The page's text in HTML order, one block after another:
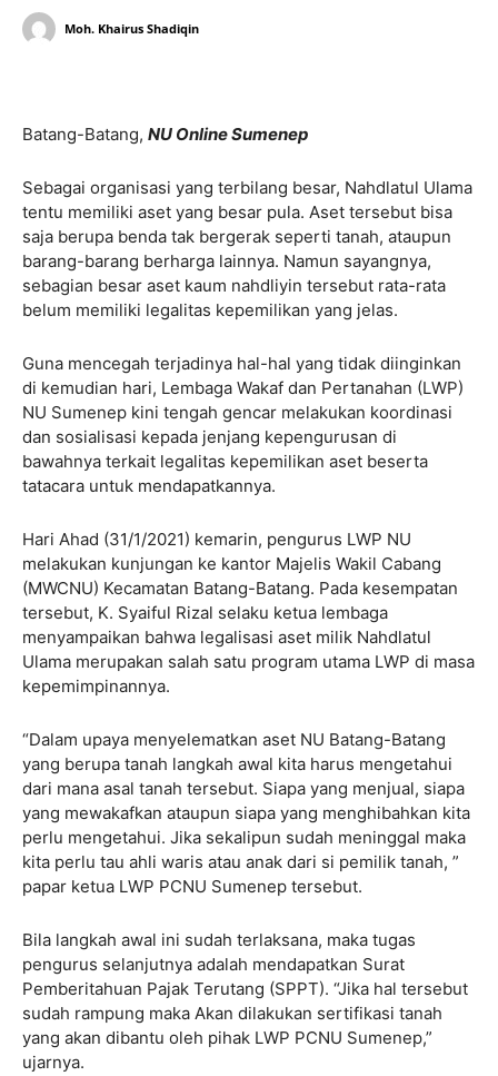
Moh. Khairus Shadiqin
Batang-Batang, NU Online Sumenep
Sebagai organisasi yang terbilang besar, Nahdlatul Ulama
tentu memiliki aset yang besar pula. Aset tersebut bisa
saja berupa benda tak bergerak seperti tanah, ataupun
barang-barang berharga lainnya. Namun sayangnya,
sebagian besar aset kaum nahdliyin tersebut rata-rata
belum memiliki legalitas kepemilikan yang jelas.
Guna mencegah terjadinya hal-hal yang tidak diinginkan
di kemudian hari, Lembaga Wakaf dan Pertanahan (LWP)
NU Sumenep kini tengah gencar melakukan koordinasi
dan sosialisasi kepada jenjang kepengurusan di
bawahnya terkait legalitas kepemilikan aset beserta
tatacara untuk mendapatkannya.
Hari Ahad (31/1/2021) kemarin, pengurus LWP NU
melakukan kunjungan ke kantor Majelis Wakil Cabang
(MWCNU) Kecamatan Batang-Batang. Pada kesempatan
tersebut, K. Syaiful Rizal selaku ketua lembaga
menyampaikan bahwa legalisasi aset milik Nahdlatul
Ulama merupakan salah satu program utama LWP di masa
kepemimpinannya.
“Dalam upaya menyelematkan aset NU Batang-Batang
yang berupa tanah langkah awal kita harus mengetahui
dari mana asal tanah tersebut. Siapa yang menjual, siapa
yang mewakafkan ataupun siapa yang menghibahkan kita
perlu mengetahui. Jika sekalipun sudah meninggal maka
kita perlu tau ahli waris atau anak dari si pemilik tanah, ”
papar ketua LWP PCNU Sumenep tersebut.
Bila langkah awal ini sudah terlaksana, maka tugas
pengurus selanjutnya adalah mendapatkan Surat
Pemberitahuan Pajak Terutang (SPPT). “Jika hal tersebut
sudah rampung maka Akan dilakukan sertifikasi tanah
yang akan dibantu oleh pihak LWP PCNU Sumenep,”
ujarnya.